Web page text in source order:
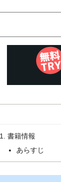
書籍情報
あらすじ